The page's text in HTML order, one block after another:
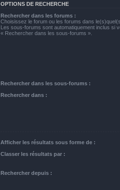
OPTIONS DE RECHERCHE
Rechercher dans les forums :
Choisissez le forum ou les forums dans
Les sous-forums sont automatiquement inclus si
« Rechercher dans les sous-forums ».
Rechercher dans les sous-forums :
Rechercher dans :
Afficher les résultats sous forme de :
Classer les résultats par :
Rechercher depuis :